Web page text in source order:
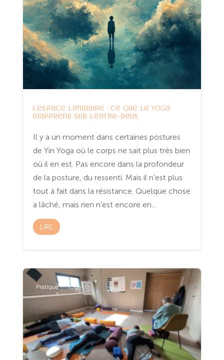
L’espace liminaire : ce que le yoga
m’apprend sur l’entre-deux
Il y a un moment dans certaines postures
de Yin Yoga où le corps ne sait plus très bien
où il en est. Pas encore dans la profondeur
de la posture, du ressenti. Mais il n’est plus
tout à fait dans la résistance. Quelque chose
a lâché, mais rien n’est encore en...
LIRE
Pratique Yoga